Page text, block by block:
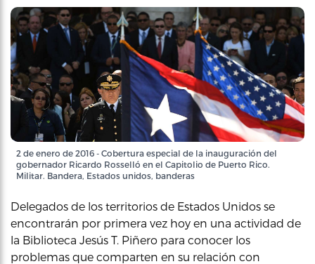
2 de enero de 2016 - Cobertura especial de la inauguración del
gobernador Ricardo Rosselló en el Capitolio de Puerto Rico.
Militar. Bandera, Estados unidos, banderas
Delegados de los territorios de Estados Unidos se
encontrarán por primera vez hoy en una actividad de
la Biblioteca Jesús T. Piñero para conocer los
problemas que comparten en su relación con